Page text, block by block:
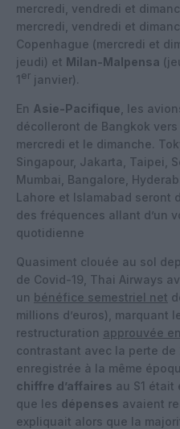
mercredi, vendredi et
mercredi, vendredi et
Copenhague (mercredi et
jeudi) et Milan-Malpensa
1 er janvier).
En Asie-Pacifique , les
décolleront de Bangkok vers
mercredi et le dimanche.
Singapour, Jakarta, Taipei,
Mumbai, Bangalore,
Lahore et Islamabad seront
des fréquences allant d’un
quotidienne
Quasiment clouée au sol
de Covid-19, Thai Airways
un bénéfice semestriel net
millions d’euros), marquant
restructuration approuvée
contrastant avec la perte
enregistrée à la même
chiffre d’affaires au S1 était
que les dépenses avaient
expliquait alors que la